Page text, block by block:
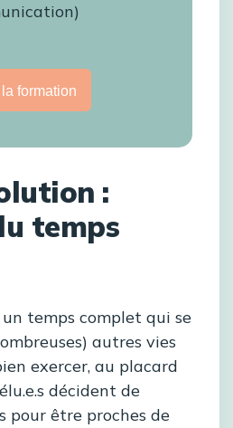
formation
:
temps
un temps complet qui se
autres vies
exercer, au placard
décident de
pour être proches de